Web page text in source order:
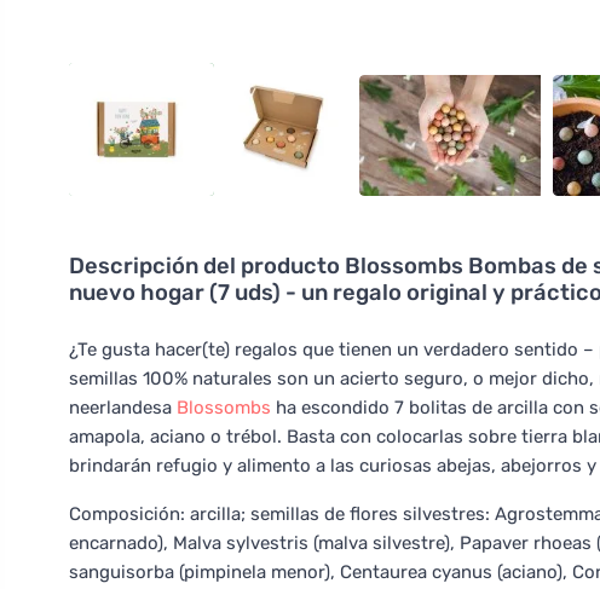
Descripción del producto Blossombs Bombas de
nuevo hogar (7 uds) - un regalo original y
¿Te gusta hacer(te) regalos que tienen un verdadero sentido
semillas 100% naturales son un acierto seguro, o mejor
neerlandesa Blossombs ha escondido 7 bolitas de arcilla con
amapola, aciano o trébol. Basta con colocarlas sobre tierra
brindarán refugio y alimento a las curiosas abejas, abejorros
Composición: arcilla; semillas de flores silvestres:
encarnado), Malva sylvestris (malva silvestre), Papaver
sanguisorba (pimpinela menor), Centaurea cyanus (aciano),